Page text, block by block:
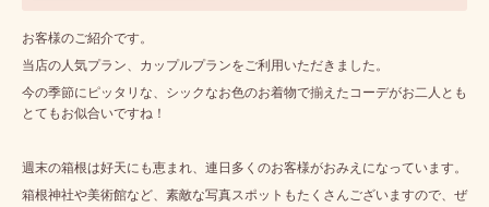
お客様のご紹介です。
当店の人気プラン、カップルプランをご利用いただきました。
今の季節にピッタリな、シックなお色のお着物で揃えたコーデがお二人とも
とてもお似合いですね！
週末の箱根は好天にも恵まれ、連日多くのお客様がおみえになっています。
箱根神社や美術館など、素敵な写真スポットもたくさんございますので、ぜ